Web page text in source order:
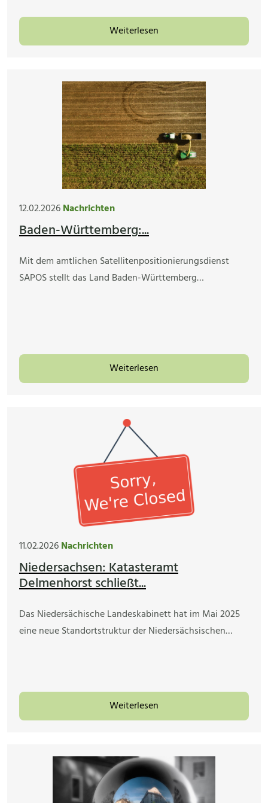
Weiterlesen
12.02.2026Nachrichten
Baden-Württemberg:...
Mit dem amtlichen Satellitenpositionierungsdienst
SAPOS stellt das Land Baden-Württemberg…
Weiterlesen
11.02.2026Nachrichten
Niedersachsen: Katasteramt
Delmenhorst schließt...
Das Niedersächische Landeskabinett hat im Mai 2025
eine neue Standortstruktur der Niedersächsischen…
Weiterlesen